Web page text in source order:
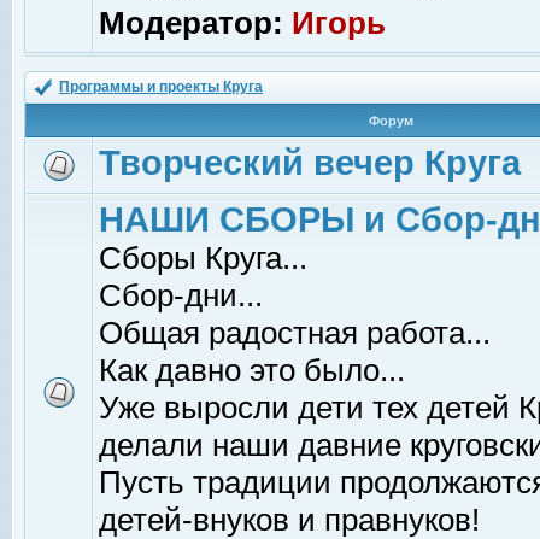
Модератор: Игорь
Программы и проекты Круга
Форум
Творческий вечер Круга
НАШИ СБОРЫ и Сбор-
Сборы Круга...
Сбор-дни...
Общая радостная работа...
Как давно это было...
Уже выросли дети тех детей
делали наши давние
Пусть традиции
детей-внуков и правнуков!